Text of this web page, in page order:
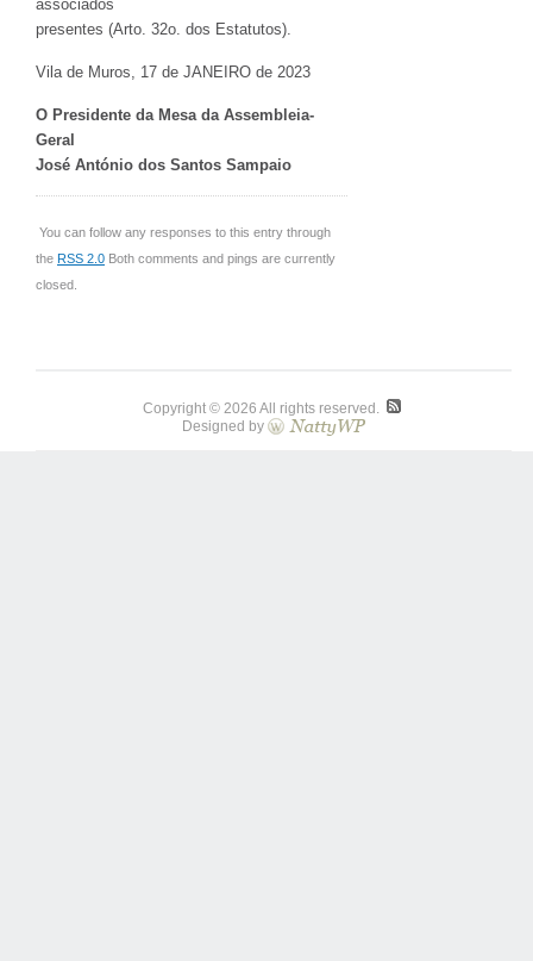
associados
presentes (Arto. 32o. dos Estatutos).
Vila de Muros, 17 de JANEIRO de 2023
O Presidente da Mesa da Assembleia-
Geral
José António dos Santos Sampaio
You can follow any responses to this entry through
the RSS 2.0 Both comments and pings are currently
closed.
Copyright © 2026 All rights reserved.
Designed by